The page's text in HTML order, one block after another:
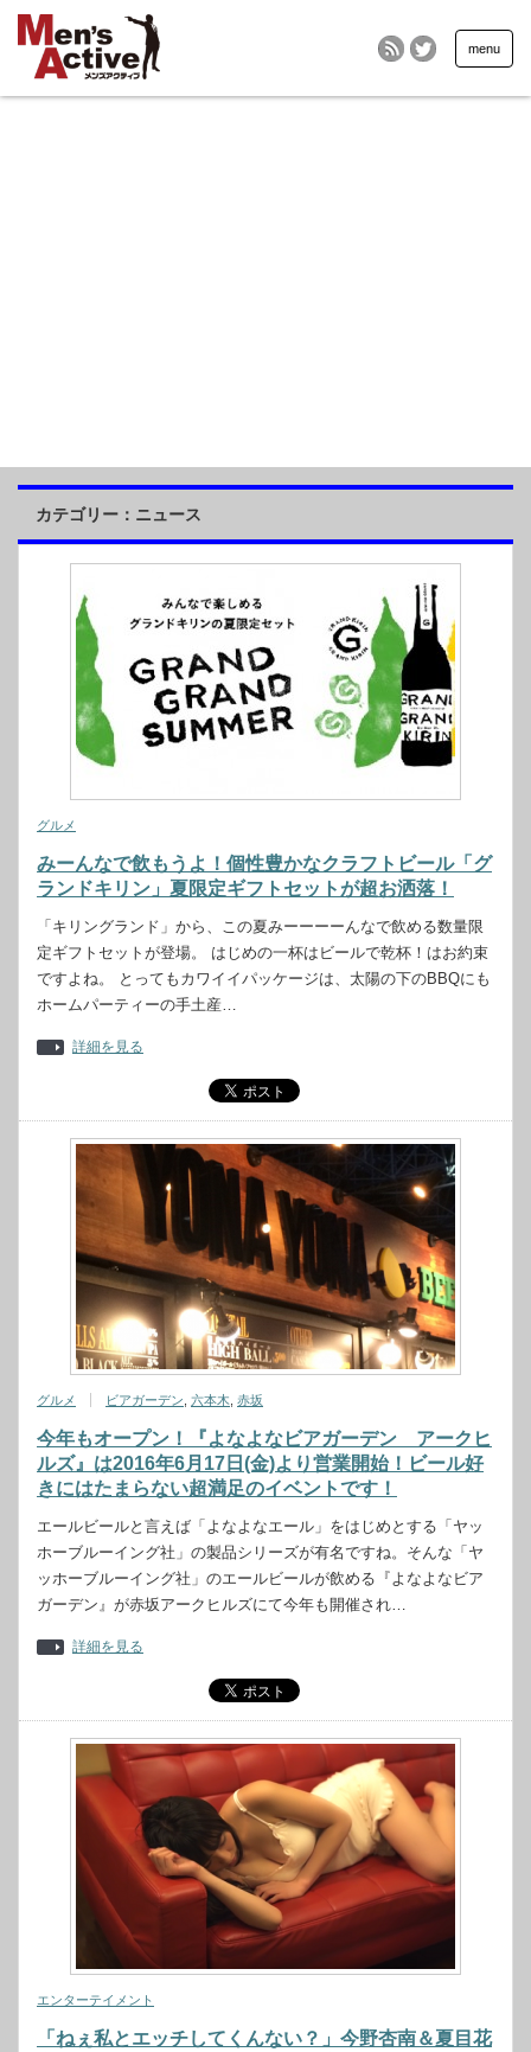
menu
カテゴリー：ニュース
グルメ
みーんなで飲もうよ！個性豊かなクラフトビール「グ
ランドキリン」夏限定ギフトセットが超お洒落！
「キリングランド」から、この夏みーーーーんなで飲める数量限
定ギフトセットが登場。 はじめの一杯はビールで乾杯！はお約束
ですよね。 とってもカワイイパッケージは、太陽の下のBBQにも
ホームパーティーの手土産…
詳細を見る
グルメ ビアガーデン 六本木 赤坂
今年もオープン！『よなよなビアガーデン アークヒ
ルズ』は2016年6月17日(金)より営業開始！ビール好
きにはたまらない超満足のイベントです！
エールビールと言えば「よなよなエール」をはじめとする「ヤッ
ホーブルーイング社」の製品シリーズが有名ですね。そんな「ヤ
ッホーブルーイング社」のエールビールが飲める『よなよなビア
ガーデン』が赤坂アークヒルズにて今年も開催され…
詳細を見る
エンターテイメント
「ねぇ私とエッチしてくんない？」今野杏南＆夏目花